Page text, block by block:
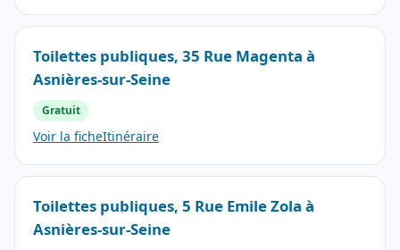
Toilettes publiques, 35 Rue Magenta à
Asnières-sur-Seine
Gratuit
Voir la ficheItinéraire
Toilettes publiques, 5 Rue Emile Zola à
Asnières-sur-Seine